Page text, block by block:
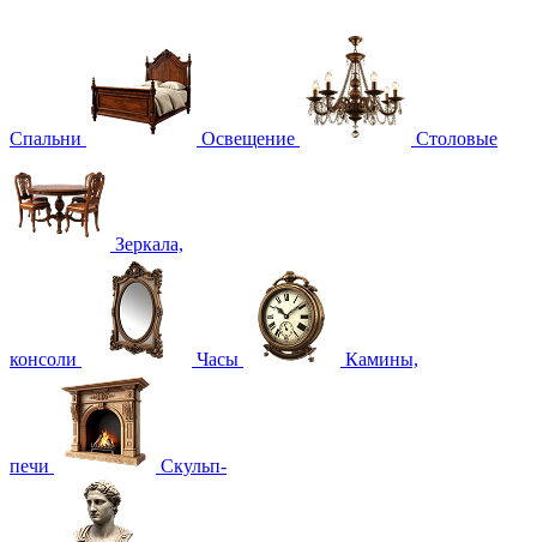
Спальни Освещение Столовые
Зеркала,
консоли Часы Камины,
печи Скульп-